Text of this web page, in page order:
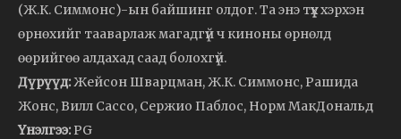
(Ж.К. Симмонс)-ын байшинг олдог. Та энэ түүх хэрхэн
өрнөхийг тааварлаж магадгүй ч киноны өрнөлд
өөрийгөө алдахад саад болохгүй.
Дүрүүд:Жейсон Шварцман, Ж.К. Симмонс, Рашида
Жонс, Вилл Сассо, Сержио Паблос, Норм МакДональд
Үнэлгээ: PG